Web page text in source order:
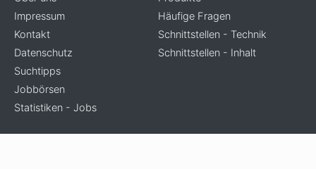
Impressum
Kontakt
Datenschutz
Suchtipps
Jobbörsen
Statistiken - Jobs
Häufige Fragen
Schnittstellen - Technik
Schnittstellen - Inhalt